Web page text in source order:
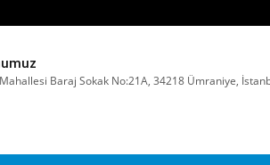
Baraj Sokak No:21A, 34218 Ümraniye,